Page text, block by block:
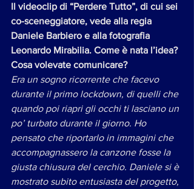
Il videoclip di “Perdere Tutto”, di cui sei
co-sceneggiatore, vede alla regia
Daniele Barbiero e alla fotografia
Leonardo Mirabilia. Come è nata l’idea?
Cosa volevate comunicare?
Era un sogno ricorrente che facevo
durante il primo lockdown, di quelli che
quando poi riapri gli occhi ti lasciano un
po’ turbato durante il giorno. Ho
pensato che riportarlo in immagini che
accompagnassero la canzone fosse la
giusta chiusura del cerchio. Daniele si è
mostrato subito entusiasta del progetto,